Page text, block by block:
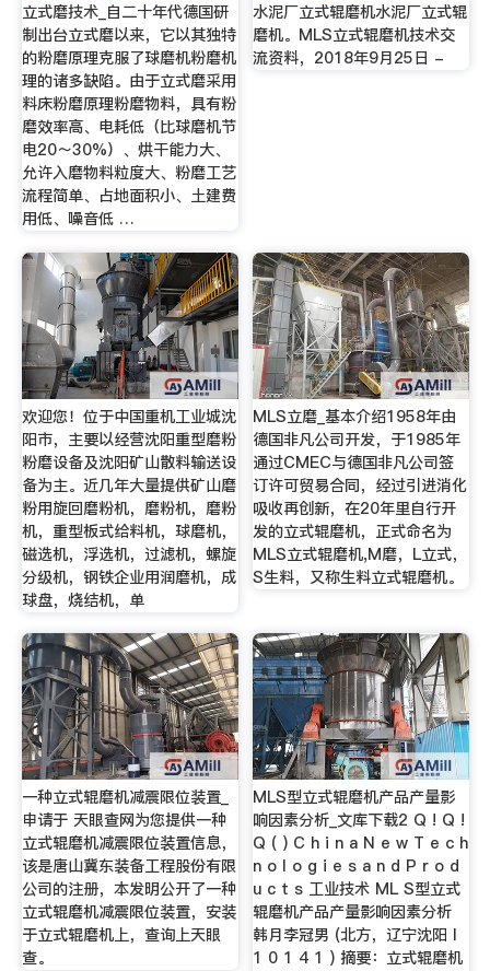
立式磨技术_自二十年代德国研
制出台立式磨以来，它以其独特
的粉磨原理克服了球磨机粉磨机
理的诸多缺陷。由于立式磨采用
料床粉磨原理粉磨物料，具有粉
磨效率高、电耗低（比球磨机节
电20～30%）、烘干能力大、
允许入磨物料粒度大、粉磨工艺
流程简单、占地面积小、土建费
用低、噪音低 …
水泥厂立式辊磨机水泥厂立式辊
磨机。MLS立式辊磨机技术交
流资料，2018年9月25日 -
欢迎您！位于中国重机工业城沈
阳市，主要以经营沈阳重型磨粉
粉磨设备及沈阳矿山散料输送设
备为主。近几年大量提供矿山磨
粉用旋回磨粉机，磨粉机，磨粉
机，重型板式给料机，球磨机，
磁选机，浮选机，过滤机，螺旋
分级机，钢铁企业用润磨机，成
球盘，烧结机，单
MLS立磨_基本介绍1958年由
德国非凡公司开发，于1985年
通过CMEC与德国非凡公司签
订许可贸易合同，经过引进消化
吸收再创新，在20年里自行开
发的立式辊磨机，正式命名为
MLS立式辊磨机,M磨，L立式，
S生料，又称生料立式辊磨机。
一种立式辊磨机减震限位装置_
申请于 天眼查网为您提供一种
立式辊磨机减震限位装置信息，
该是唐山冀东装备工程股份有限
公司的注册，本发明公开了一种
立式辊磨机减震限位装置，安装
于立式辊磨机上，查询上天眼
查。
MLS型立式辊磨机产品产量影
响因素分析_文库下载2 Q ! Q !
Q ( ) C h i n a N e w T e c h
n o l o g i e s a n d P r o d
u c t s 工业技术 ML S型立式
辊磨机产品产量影响因素分析
韩月李冠男 (北方，辽宁沈阳 l
1 0 1 4 1 ) 摘要：立式辊磨机